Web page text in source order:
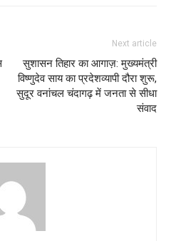
Next article
सुशासन तिहार का आगाज़: मुख्यमंत्री
विष्णुदेव साय का प्रदेशव्यापी दौरा शुरू,
सुदूर वनांचल चंदागढ़ में जनता से सीधा
संवाद